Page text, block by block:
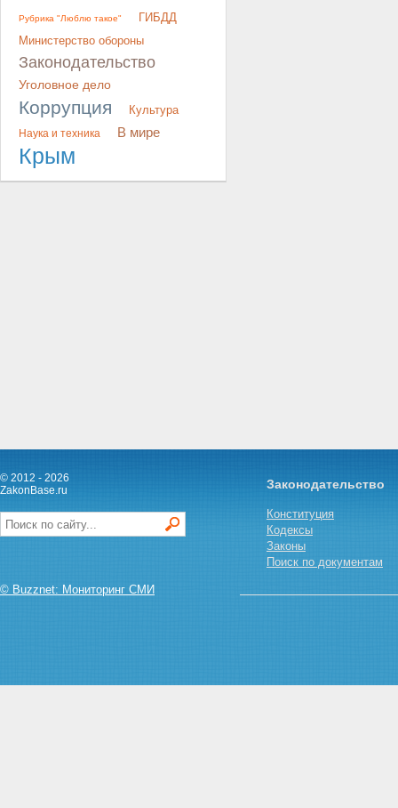
Рубрика "Люблю такое"
ГИБДД
Министерство обороны
Законодательство
Уголовное дело
Коррупция Культура
Наука и техника В мире
Крым
© 2012 - 2026
ZakonBase.ru
© Buzznet: Мониторинг СМИ
Законодательство
Конституция
Кодексы
Законы
Поиск по документам